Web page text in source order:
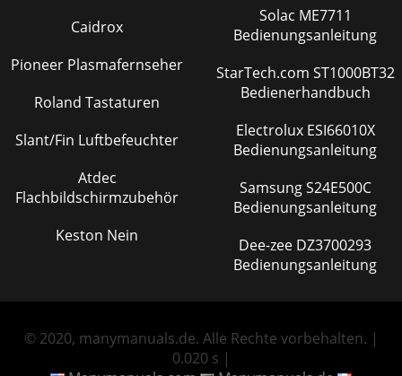
Caidrox
Pioneer Plasmafernseher
Roland Tastaturen
Slant/Fin Luftbefeuchter
Atdec
Flachbildschirmzubehör
Keston Nein
Solac ME7711
Bedienungsanleitung
StarTech.com ST1000BT32
Bedienerhandbuch
Electrolux ESI66010X
Bedienungsanleitung
Samsung S24E500C
Bedienungsanleitung
Dee-zee DZ3700293
Bedienungsanleitung
© 2020, manymanuals.de. Alle Rechte vorbehalten. |
0.020 s |